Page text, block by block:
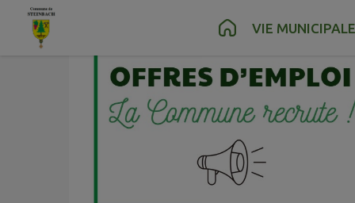
Contenu Pied de page
VIE MUNICIPALE